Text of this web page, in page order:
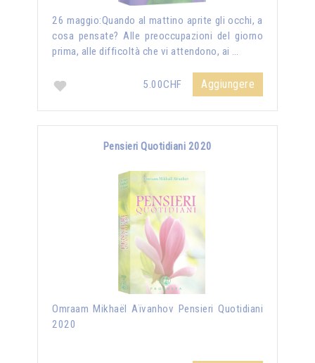
26 maggio:Quando al mattino aprite gli occhi, a
cosa pensate? Alle preoccupazioni del giorno
prima, alle difficoltà che vi attendono, ai …
5.00CHF Aggiungere
Pensieri Quotidiani 2020
Omraam Mikhaël Aïvanhov Pensieri Quotidiani
2020